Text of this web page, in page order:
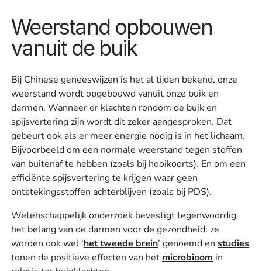
Weerstand opbouwen
vanuit de buik
Bij Chinese geneeswijzen is het al tijden bekend, onze
weerstand wordt opgebouwd vanuit onze buik en
darmen. Wanneer er klachten rondom de buik en
spijsvertering zijn wordt dit zeker aangesproken. Dat
gebeurt ook als er meer energie nodig is in het lichaam.
Bijvoorbeeld om een normale weerstand tegen stoffen
van buitenaf te hebben (zoals bij hooikoorts). En om een
efficiënte spijsvertering te krijgen waar geen
ontstekingsstoffen achterblijven (zoals bij PDS).
Wetenschappelijk onderzoek bevestigt tegenwoordig
het belang van de darmen voor de gezondheid: ze
worden ook wel ‘het tweede brein’ genoemd enstudies
tonen de positieve effecten van het microbioom in